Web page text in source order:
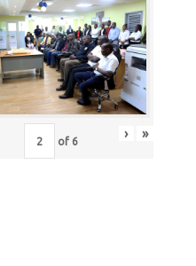
of 6 › »